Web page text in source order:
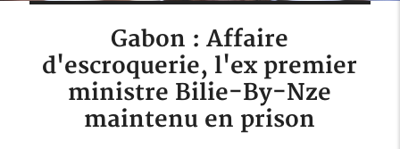
Gabon : Affaire
d'escroquerie, l'ex premier
ministre Bilie-By-Nze
maintenu en prison